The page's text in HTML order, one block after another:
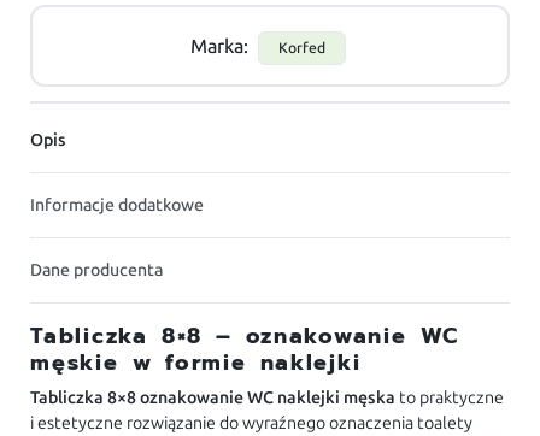
Marka: Korfed
Opis
Informacje dodatkowe
Dane producenta
Tabliczka 8×8 – oznakowanie WC
męskie w formie naklejki
Tabliczka 8×8 oznakowanie WC naklejki męska to praktyczne
i estetyczne rozwiązanie do wyraźnego oznaczenia toalety